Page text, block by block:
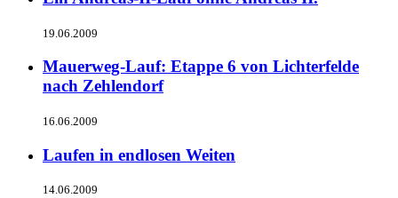
19.06.2009
Mauerweg-Lauf: Etappe 6 von Lichterfelde
nach Zehlendorf
16.06.2009
Laufen in endlosen Weiten
14.06.2009